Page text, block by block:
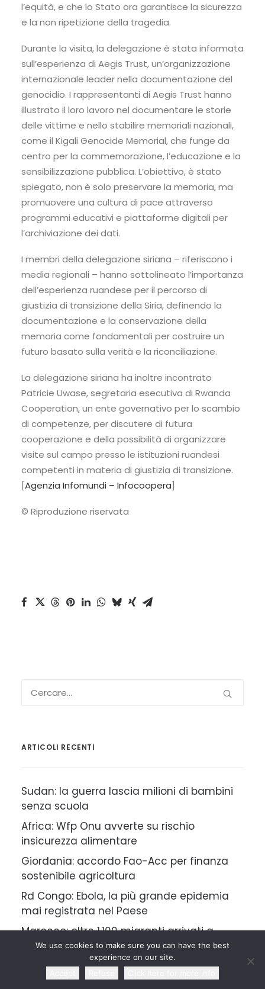
l’equità, e che lo Stato ora garantisce la sicurezza
e la non ripetizione della tragedia.
Durante la visita, la delegazione è stata informata
sull’esperienza di Aegis Trust, un’organizzazione
internazionale leader nella documentazione del
genocidio. I rappresentanti di Aegis Trust hanno
illustrato il loro lavoro nel documentare le storie
delle vittime e nello stabilire memoriali nazionali,
come il Kigali Genocide Memorial, che funge da
centro per la commemorazione, l’educazione e la
sensibilizzazione pubblica. L’obiettivo, è stato
spiegato, non è solo preservare la memoria, ma
promuovere una cultura di pace attraverso
programmi educativi e piattaforme digitali per
l’archiviazione dei dati.
I membri della delegazione siriana – riferiscono i
media regionali – hanno sottolineato l’importanza
dell’esperienza ruandese per il percorso di
giustizia di transizione della Siria, definendo la
documentazione e la conservazione della
memoria come fondamentali per costruire un
futuro basato sulla verità e la riconciliazione.
La delegazione siriana ha inoltre incontrato
Patricie Uwase, segretaria esecutiva di Rwanda
Cooperation, un ente governativo per lo scambio
di competenze, per discutere di futura
cooperazione e della possibilità di organizzare
visite sul campo presso le istituzioni ruandesi
competenti in materia di giustizia di transizione.
[Agenzia Infomundi – Infocoopera]
© Riproduzione riservata
ARTICOLI RECENTI
Sudan: la guerra lascia milioni di bambini
senza scuola
Africa: Wfp Onu avverte su rischio
insicurezza alimentare
Giordania: accordo Fao-Acc per finanza
sostenibile agricoltura
Rd Congo: Ebola, la più grande epidemia
mai registrata nel Paese
Marocco: oltre 1.100 migranti arrivati a
Ceuta in una settimana
We use cookies to make sure you can have the best
experience on our site.